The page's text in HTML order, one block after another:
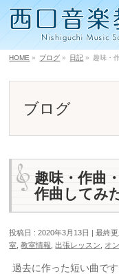
HOME » ブログ » 日記 » 趣味・
ブログ
趣味・作曲
作曲してみ
投稿日 : 2020年3月13日 最終
室 ,教室情報 ,出張レッスン オ
過去に作った短い曲です